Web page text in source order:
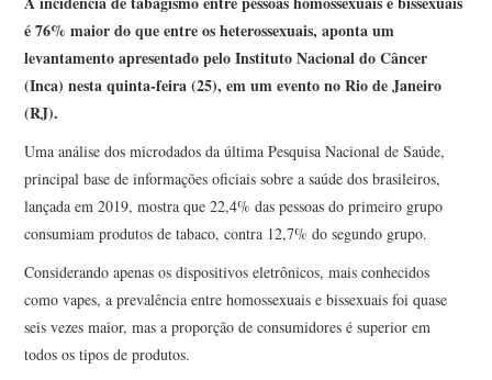
é 76% maior do que entre os heterossexuais, aponta um
levantamento apresentado pelo Instituto Nacional do Câncer
(Inca) nesta quinta-feira (25), em um evento no Rio de Janeiro
(RJ).
Uma análise dos microdados da última Pesquisa Nacional de Saúde,
principal base de informações oficiais sobre a saúde dos brasileiros,
lançada em 2019, mostra que 22,4% das pessoas do primeiro grupo
consumiam produtos de tabaco, contra 12,7% do segundo grupo.
Considerando apenas os dispositivos eletrônicos, mais conhecidos
como vapes, a prevalência entre homossexuais e bissexuais foi quase
seis vezes maior, mas a proporção de consumidores é superior em
todos os tipos de produtos.